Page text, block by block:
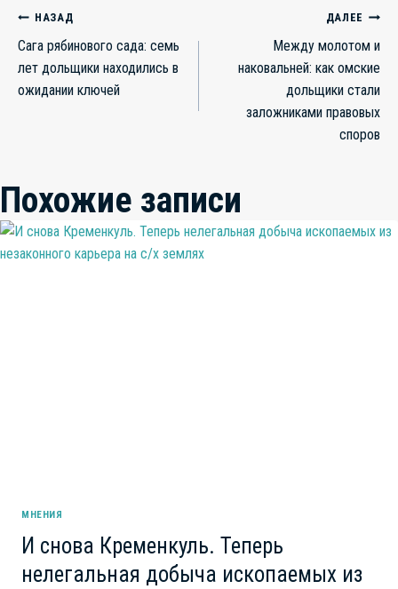
Навигация
по
записям
НАЗАД
Сага рябинового сада: семь
лет дольщики находились в
ожидании ключей
ДАЛЕЕ
Между молотом и
наковальней: как омские
дольщики стали
заложниками правовых
споров
Похожие записи
МНЕНИЯ
И снова Кременкуль. Теперь
нелегальная добыча ископаемых из